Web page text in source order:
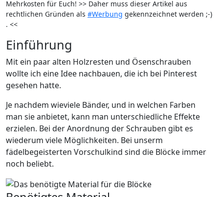
Mehrkosten für Euch! >> Daher muss dieser Artikel aus
rechtlichen Gründen als #Werbung gekennzeichnet werden ;-)
. <<
Einführung
Mit ein paar alten Holzresten und Ösenschrauben
wollte ich eine Idee nachbauen, die ich bei Pinterest
gesehen hatte.
Je nachdem wieviele Bänder, und in welchen Farben
man sie anbietet, kann man unterschiedliche Effekte
erzielen. Bei der Anordnung der Schrauben gibt es
wiederum viele Möglichkeiten. Bei unserm
fädelbegeisterten Vorschulkind sind die Blöcke immer
noch beliebt.